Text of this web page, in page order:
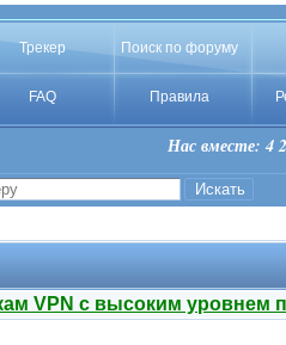
Трекер Поиск по форуму
FAQ Правила
Нас вместе: 4
VPN с высоким уровнем